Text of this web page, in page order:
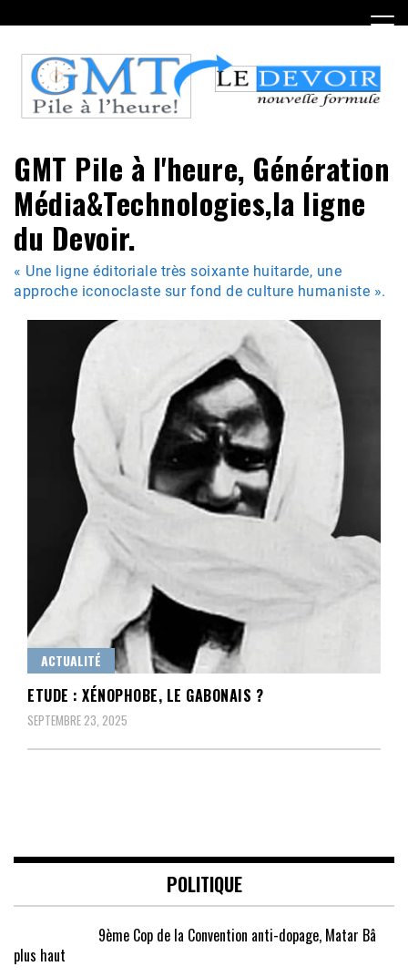
to
content
GMT Pile à l'heure, Génération
Média&Technologies,la ligne
du Devoir.
« Une ligne éditoriale très soixante huitarde, une
approche iconoclaste sur fond de culture humaniste ».
ACTUALITÉ
ETUDE : XÉNOPHOBE, LE GABONAIS ?
SEPTEMBRE 23, 2025
POLITIQUE
9ème Cop de la Convention anti-dopage, Matar Bâ
plus haut